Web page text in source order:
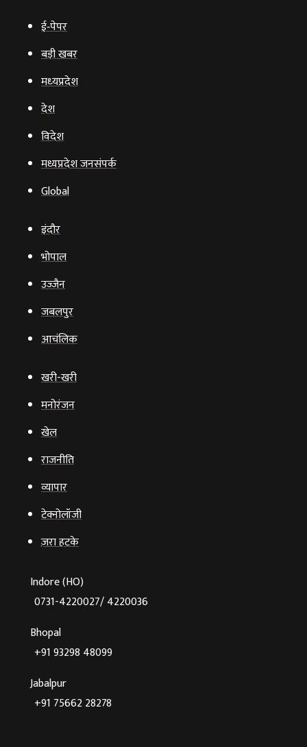
ई‑पेपर
बड़ी खबर
मध्‍यप्रदेश
देश
विदेश
मध्यप्रदेश जनसंपर्क
Global
इंदौर
भोपाल
उज्‍जैन
जबलपुर
आचंलिक
खरी-खरी
मनोरंजन
खेल
राजनीति
व्‍यापार
टेक्‍नोलॉजी
ज़रा हटके
Indore (HO)
0731-4220027/ 4220036
Bhopal
+91 93298 48099
Jabalpur
+91 75662 28278